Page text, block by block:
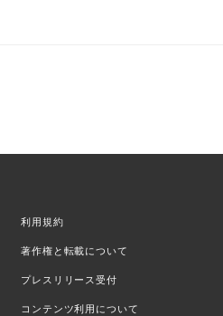
利用規約
著作権と転載について
プレスリリース受付
コンテンツ利用について